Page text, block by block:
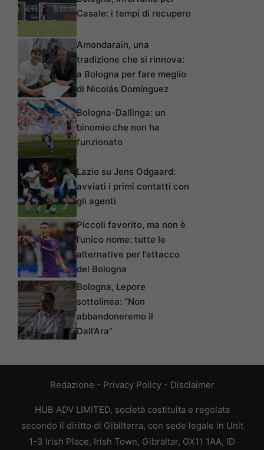
Casale: i tempi di recupero
Amondarain, una
tradizione che si rinnova:
a Bologna per fare meglio
di Nicolás Domínguez
Bologna-Dallinga: un
binomio che non ha
funzionato
Lazio su Jens Odgaard:
avviati i primi contatti con
gli agenti
Piccoli favorito, ma non è
l’unico nome: tutte le
alternative per l’attacco
del Bologna
Bologna, Lepore
sottolinea: “Non
abbandoneremo il
Dall’Ara”
Redazione - Privacy Policy- Disclaimer
HUB ADV LIMITED, società costituita e regolata
secondo il diritto di Gibilterra, con sede legale in Unit
1-3 Irish Place, Irish Town, Gibraltar, GX11 1AA, ID